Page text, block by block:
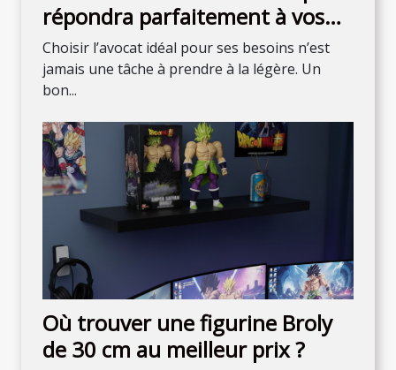
répondra parfaitement à vos
attentes ?
Choisir l’avocat idéal pour ses besoins n’est
jamais une tâche à prendre à la légère. Un
bon...
Où trouver une figurine Broly
de 30 cm au meilleur prix ?